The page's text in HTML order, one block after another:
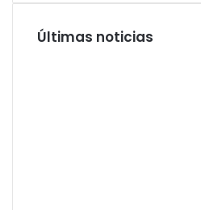
Últimas noticias